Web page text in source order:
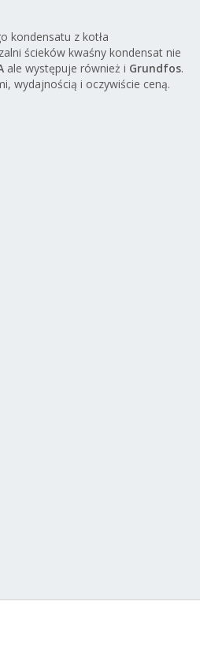
kondensatu z kotła
ścieków kwaśny kondensat nie
ale występuje również i Grundfos.
wydajnością i oczywiście ceną.